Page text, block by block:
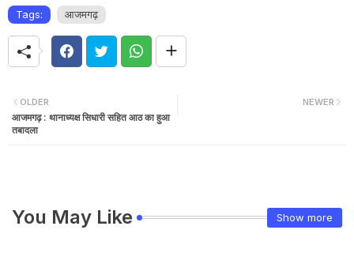
Tags: आजमगढ़
NEWER
OLDER
आजमगढ़ : थानाध्यक्ष सिधारी सहित आठ का हुआ
तबादला
You May Like Show more